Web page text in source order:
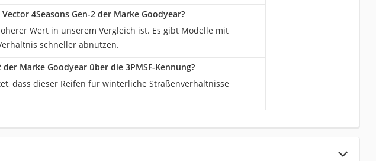
4Seasons Gen-2 der Marke Goodyear?
Wert in unserem Vergleich ist. Es gibt Modelle mit
schneller abnutzen.
Marke Goodyear über die 3PMSF-Kennung?
dass dieser Reifen für winterliche Straßenverhältnisse